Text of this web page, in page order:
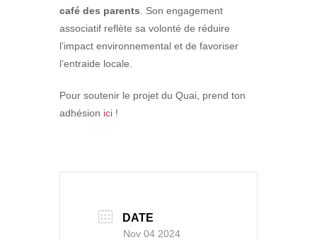
café des parents . Son engagement
associatif reflète sa volonté de réduire
l’impact environnemental et de favoriser
l’entraide locale.
Pour soutenir le projet du Quai, prend ton
adhésion ici !
DATE
Nov 04 2024